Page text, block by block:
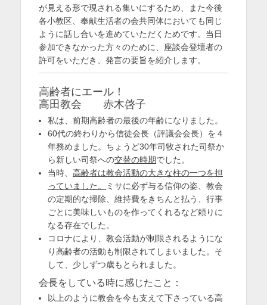
が見える形で現される集いにするため、また今後
各小教区、奉献生活者の会共同体においても同じ
ように話し合いを進めていただくためです。当日
参加できなかった方々のために、座談会登壇者の
許可をいただき、発言の要旨を紹介します。
高齢者にエール！
高田教会 赤木啓子
私は、前期高齢者の最後の年齢になりました。
60代の終わりから信徒会長（評議会会長）を４
年務めました。ちょうど30年司牧された司祭か
ら新しい司祭への交替の時期でした。
当時、 高齢者は教会活動の大きな柱の一つを担
っていました。
ミサに必ず与る信仰の姿、教会
の定期的な掃除、維持費をきちんと払う、行事
ごとに美味しいものを作ってくれるなど頼りに
なる存在でした。
コロナにより、教会活動が制限されるようにな
り高齢者の活動も制限されてしまいました。そ
して、少しずつ歳もとられました。
会長をしている時に感じたこと：
以上のように教会を今も支えて下さっている高